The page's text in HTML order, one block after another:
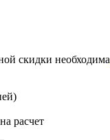
скидки необходима
расчет